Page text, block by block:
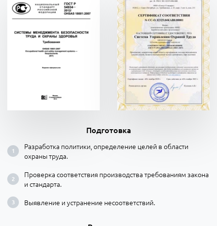
Подготовка
Разработка политики, определение целей в области
охраны труда.
Проверка соответствия производства требованиям закона
и стандарта.
Выявление и устранение несоответствий.